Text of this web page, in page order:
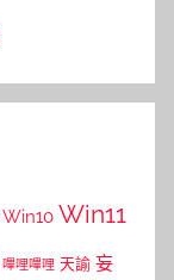
Win10 Win11
嗶哩嗶哩 天諭 妄